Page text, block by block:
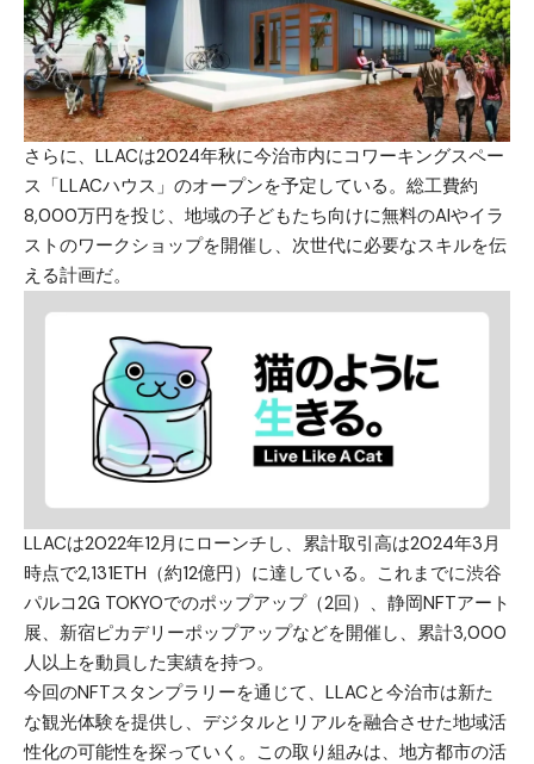
さらに、LLACは2024年秋に今治市内にコワーキングスペー
ス「LLACハウス」のオープンを予定している。総工費約
8,000万円を投じ、地域の子どもたち向けに無料のAIやイラ
ストのワークショップを開催し、次世代に必要なスキルを伝
える計画だ。
LLACは2022年12月にローンチし、累計取引高は2024年3月
時点で2,131ETH（約12億円）に達している。これまでに渋谷
パルコ2G TOKYOでのポップアップ（2回）、静岡NFTアート
展、新宿ピカデリーポップアップなどを開催し、累計3,000
人以上を動員した実績を持つ。
今回のNFTスタンプラリーを通じて、LLACと今治市は新た
な観光体験を提供し、デジタルとリアルを融合させた地域活
性化の可能性を探っていく。この取り組みは、地方都市の活